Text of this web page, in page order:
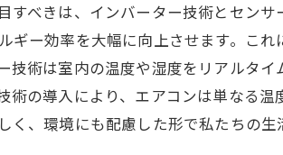
ート空調の展望
私たちの生活に与える影響とその魅力
性の調和
高める空調の役割
べきは、インバーター技術とセン
ー効率を大幅に向上させます。こ
術は室内の温度や湿度をリアルタ
の導入により、エアコンは単なる
、環境にも配慮した形で私たちの生